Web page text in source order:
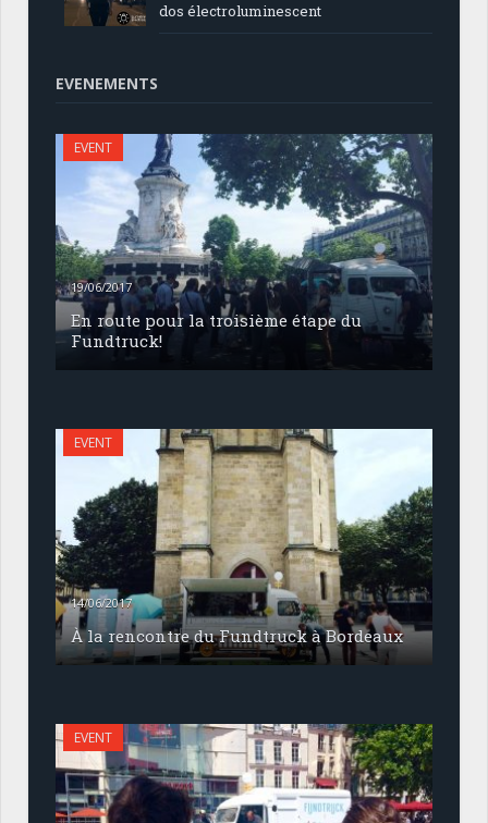
dos électroluminescent
EVENEMENTS
EVENT
19/06/2017
En route pour la troisième étape du
Fundtruck!
EVENT
14/06/2017
À la rencontre du Fundtruck à Bordeaux
EVENT